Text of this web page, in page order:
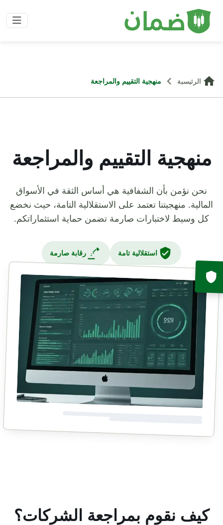
الرئيسية منهجية التقييم والمراجعة
منهجية التقييم والمراجعة
نحن نؤمن بأن الشفافية هي أساس الثقة في الأسواق
المالية. منهجيتنا تعتمد على الاستقلالية التامة، حيث نخضع
كل وسيط لاختبارات صارمة تضمن حماية استثماراتكم.
استقلالية تامة رقابة صارمة
كيف نقوم بمراجعة الشركات؟